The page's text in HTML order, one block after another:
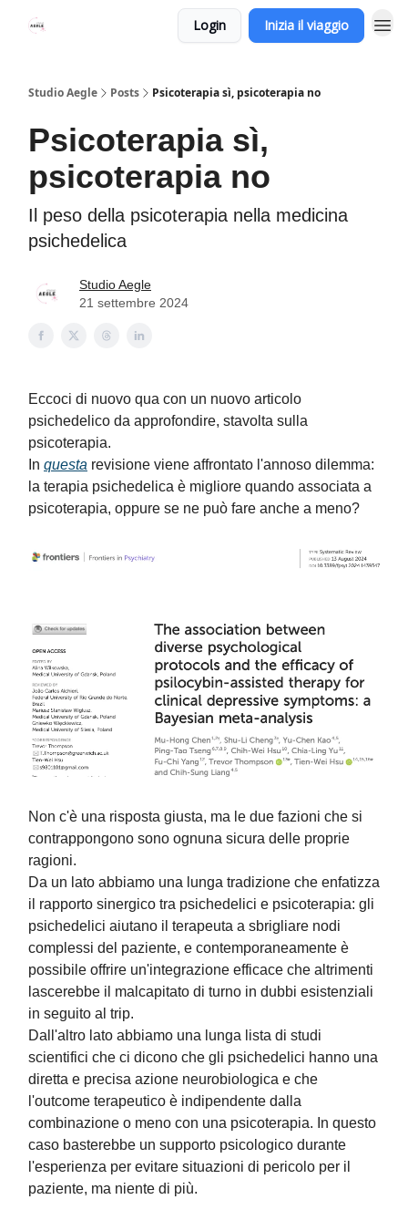
Login Inizia il viaggio
Studio Aegle Posts Psicoterapia sì, psicoterapia no
Psicoterapia sì,
psicoterapia no
Il peso della psicoterapia nella medicina
psichedelica
Studio Aegle
21 settembre 2024
Eccoci di nuovo qua con un nuovo articolo
psichedelico da approfondire, stavolta sulla
psicoterapia.
In questa revisione viene affrontato l'annoso dilemma:
la terapia psichedelica è migliore quando associata a
psicoterapia, oppure se ne può fare anche a meno?
Non c'è una risposta giusta, ma le due fazioni che si
contrappongono sono ognuna sicura delle proprie
ragioni.
Da un lato abbiamo una lunga tradizione che enfatizza
il rapporto sinergico tra psichedelici e psicoterapia: gli
psichedelici aiutano il terapeuta a sbrigliare nodi
complessi del paziente, e contemporaneamente è
possibile offrire un'integrazione efficace che altrimenti
lascerebbe il malcapitato di turno in dubbi esistenziali
in seguito al trip.
Dall'altro lato abbiamo una lunga lista di studi
scientifici che ci dicono che gli psichedelici hanno una
diretta e precisa azione neurobiologica e che
l'outcome terapeutico è indipendente dalla
combinazione o meno con una psicoterapia. In questo
caso basterebbe un supporto psicologico durante
l'esperienza per evitare situazioni di pericolo per il
paziente, ma niente di più.